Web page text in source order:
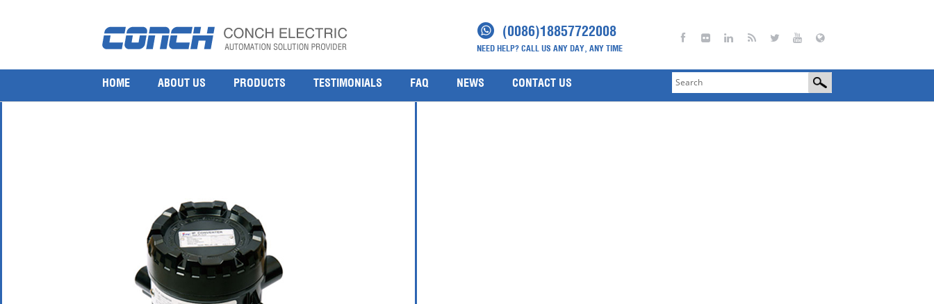
(0086)18857722008
NEED HELP? CALL US ANY DAY, ANY TIME
HOME ABOUT US PRODUCTS TESTIMONIALS FAQ NEWS CONTACT US
YT-940电气转换器 (隔爆型)